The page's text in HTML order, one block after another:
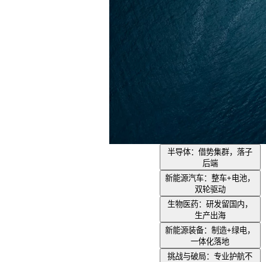
半导体：借势集群，落子
后端
新能源汽车：整车+电池，
双轮驱动
生物医药：研发留国内，
生产出海
新能源装备：制造+绿电，
一体化落地
挑战与破局：专业护航不